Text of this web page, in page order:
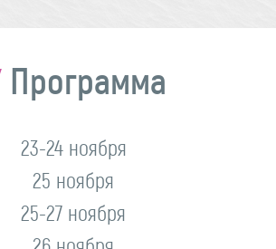
Программа
23-24 ноября
25 ноября
25-27 ноября